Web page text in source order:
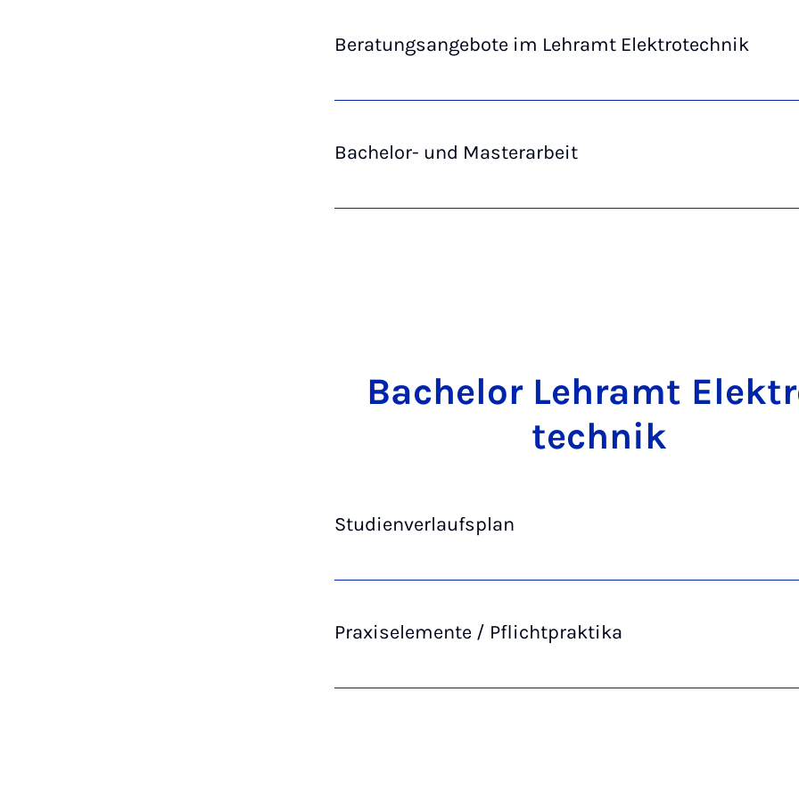
Beratungsangebote im Lehramt Elektrotechnik
Bachelor- und Masterarbeit
Ba­che­lor Lehr­amt
tech­nik
Studienverlaufsplan
Praxiselemente / Pflichtpraktika